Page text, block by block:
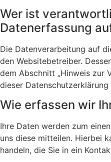
Wer ist
Datenerfassung
Die Datenverarbeitung auf
den Websitebetreiber.
dem Abschnitt „Hinweis zur
dieser Datenschutzerklärung
Wie erfassen wir
Ihre Daten werden zum
uns diese mitteilen. Hierbei
handeln, die Sie in ein